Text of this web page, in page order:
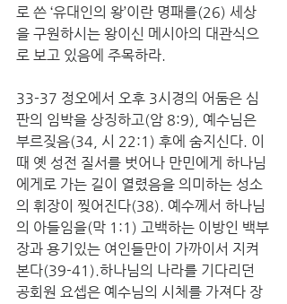
로 쓴 ‘유대인의 왕’이란 명패를(26) 세상
을 구원하시는 왕이신 메시아의 대관식으
로 보고 있음에 주목하라.
33-37 정오에서 오후 3시경의 어둠은 심
판의 임박을 상징하고(암 8:9), 예수님은
부르짖음(34, 시 22:1) 후에 숨지신다. 이
때 옛 성전 질서를 벗어나 만민에게 하나님
에게로 가는 길이 열렸음을 의미하는 성소
의 휘장이 찢어진다(38). 예수께서 하나님
의 아들임을(막 1:1) 고백하는 이방인 백부
장과 용기있는 여인들만이 가까이서 지켜
본다(39-41).하나님의 나라를 기다리던
공회원 요셉은 예수님의 시체를 가져다 장